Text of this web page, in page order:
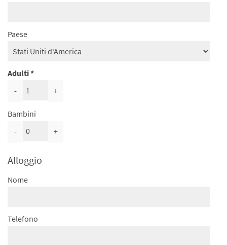
Paese
Adulti
-
+
Bambini
-
+
Alloggio
Nome
Telefono